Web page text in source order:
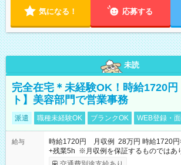
気になる！ 応募する
未読
完全在宅＊未経験OK！時給1720
ト】美容部門で営業事務
派遣 職種未経験OK ブランクOK WEB登録・
給与
時給1720円 月収例 28万円 時給1720円
+残業5h ※月収例を保証するものではあ
取りサービス利用可（利用条件有）